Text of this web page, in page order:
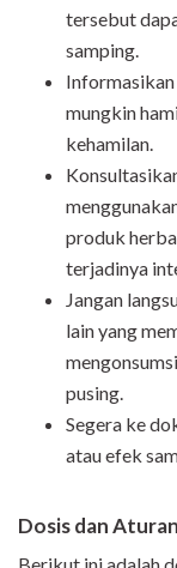
tersebut
samping.
mungkin
kehamilan.
produk
terjadinya
Jangan
lain yang
pusing.
Segera ke
atau efek
Dosis dan